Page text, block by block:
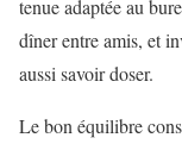
tenue adaptée au
dîner entre amis, et
aussi savoir doser.
Le bon équilibre